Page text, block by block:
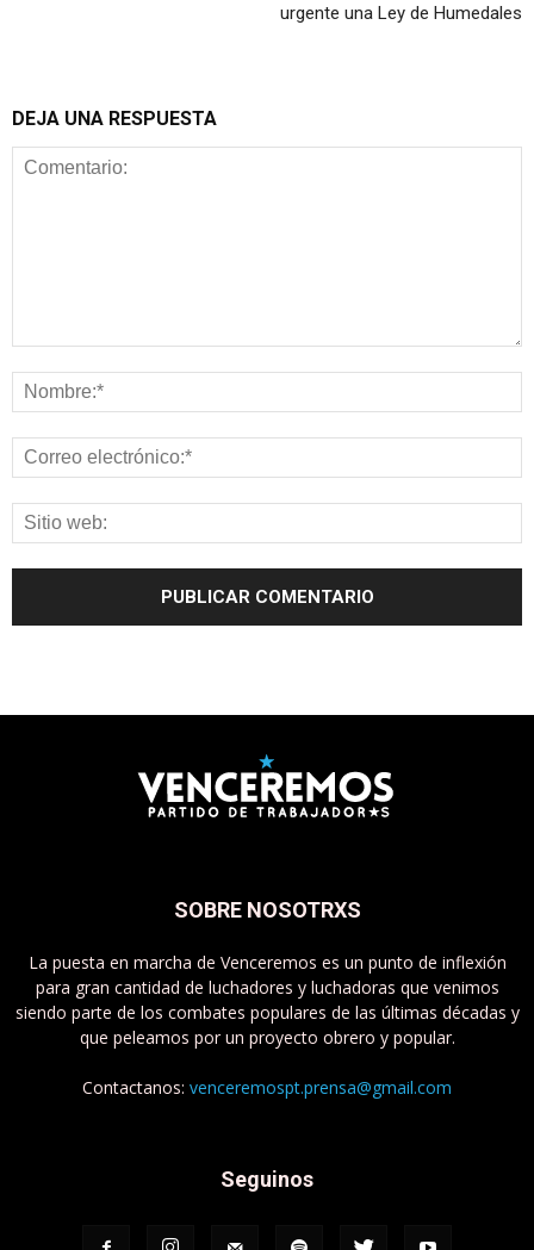
urgente una Ley de Humedales
DEJA UNA RESPUESTA
SOBRE NOSOTRXS
La puesta en marcha de Venceremos es un punto de inflexión
para gran cantidad de luchadores y luchadoras que venimos
siendo parte de los combates populares de las últimas décadas y
que peleamos por un proyecto obrero y popular.
Contactanos: venceremospt.prensa@gmail.com
Seguinos